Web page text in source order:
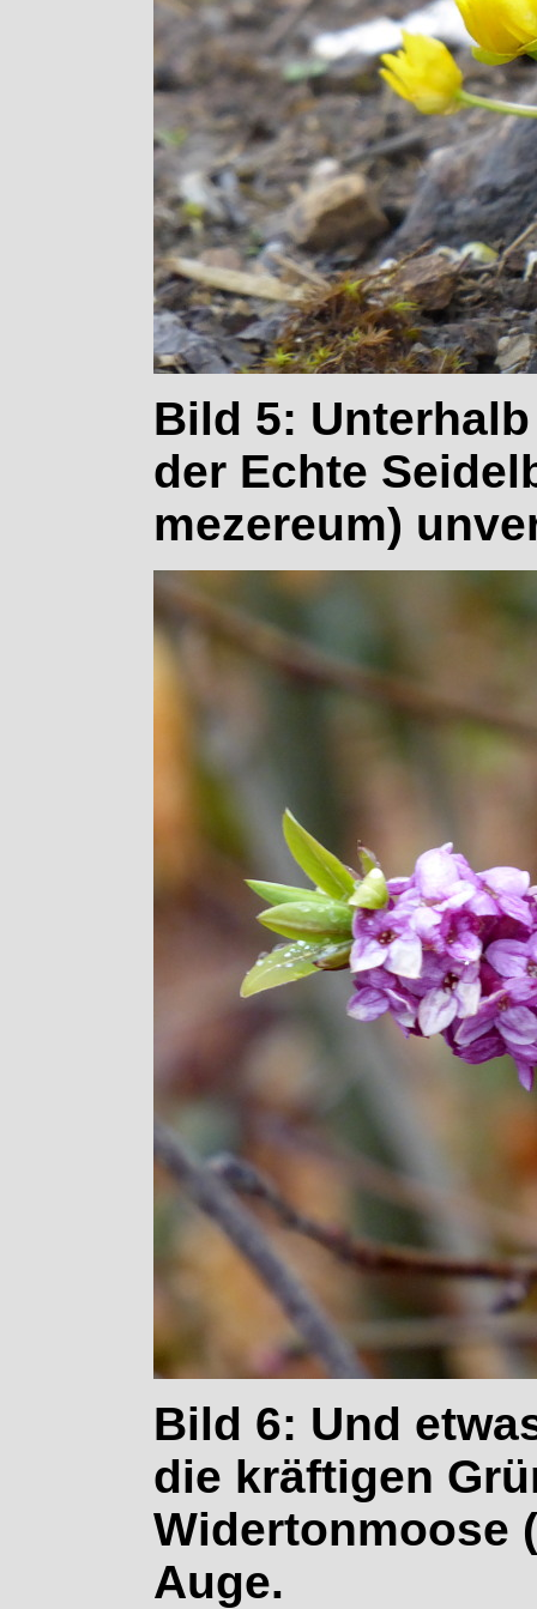
Bild 5:
der Echte
mezereum)
Bild 6: Und
die kräftigen
Widertonmoose
Auge.